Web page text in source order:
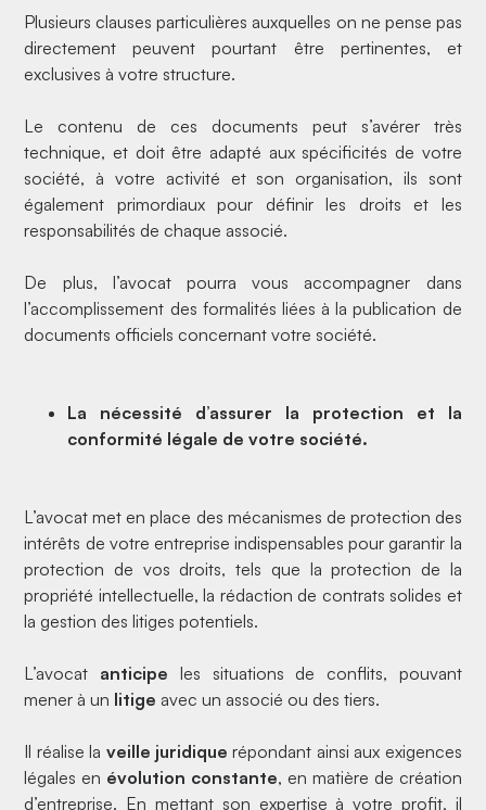
Plusieurs clauses particulières auxquelles on ne pense pas
directement peuvent pourtant être pertinentes, et
exclusives à votre structure.
Le contenu de ces documents peut s’avérer très
technique, et doit être adapté aux spécificités de votre
société, à votre activité et son organisation, ils sont
également primordiaux pour définir les droits et les
responsabilités de chaque associé.
De plus, l’avocat pourra vous accompagner dans
l’accomplissement des formalités liées à la publication de
documents officiels concernant votre société.
La nécessité d’assurer la protection et la
conformité légale de votre société.
L’avocat met en place des mécanismes de protection des
intérêts de votre entreprise indispensables pour garantir la
protection de vos droits, tels que la protection de la
propriété intellectuelle, la rédaction de contrats solides et
la gestion des litiges potentiels.
L’avocat anticipe les situations de conflits, pouvant
mener à un litige avec un associé ou des tiers.
Il réalise la veille juridique répondant ainsi aux exigences
légales en évolution constante, en matière de création
d’entreprise. En mettant son expertise à votre profit, il